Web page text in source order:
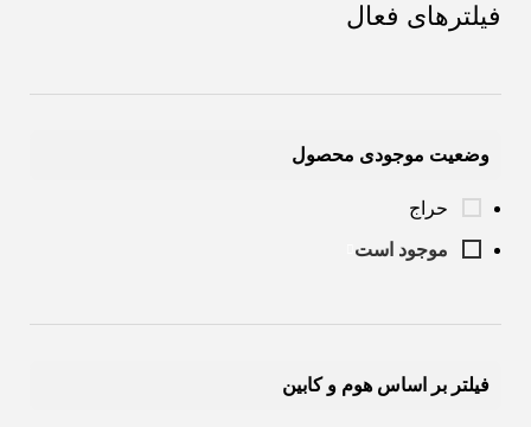
فیلترهای فعال
وضعیت موجودی محصول
حراج
موجود است
فیلتر بر اساس هوم و کابین